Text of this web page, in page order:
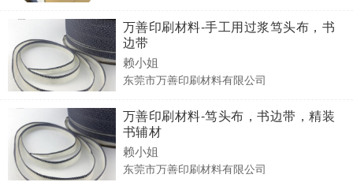
万善印刷材料-手工用过浆笃头布，书
边带
赖小姐
东莞市万善印刷材料有限公司
万善印刷材料-笃头布，书边带，精装
书辅材
赖小姐
东莞市万善印刷材料有限公司